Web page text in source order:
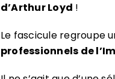
d’Arthur Loyd !
Le fascicule regroupe
professionnels de